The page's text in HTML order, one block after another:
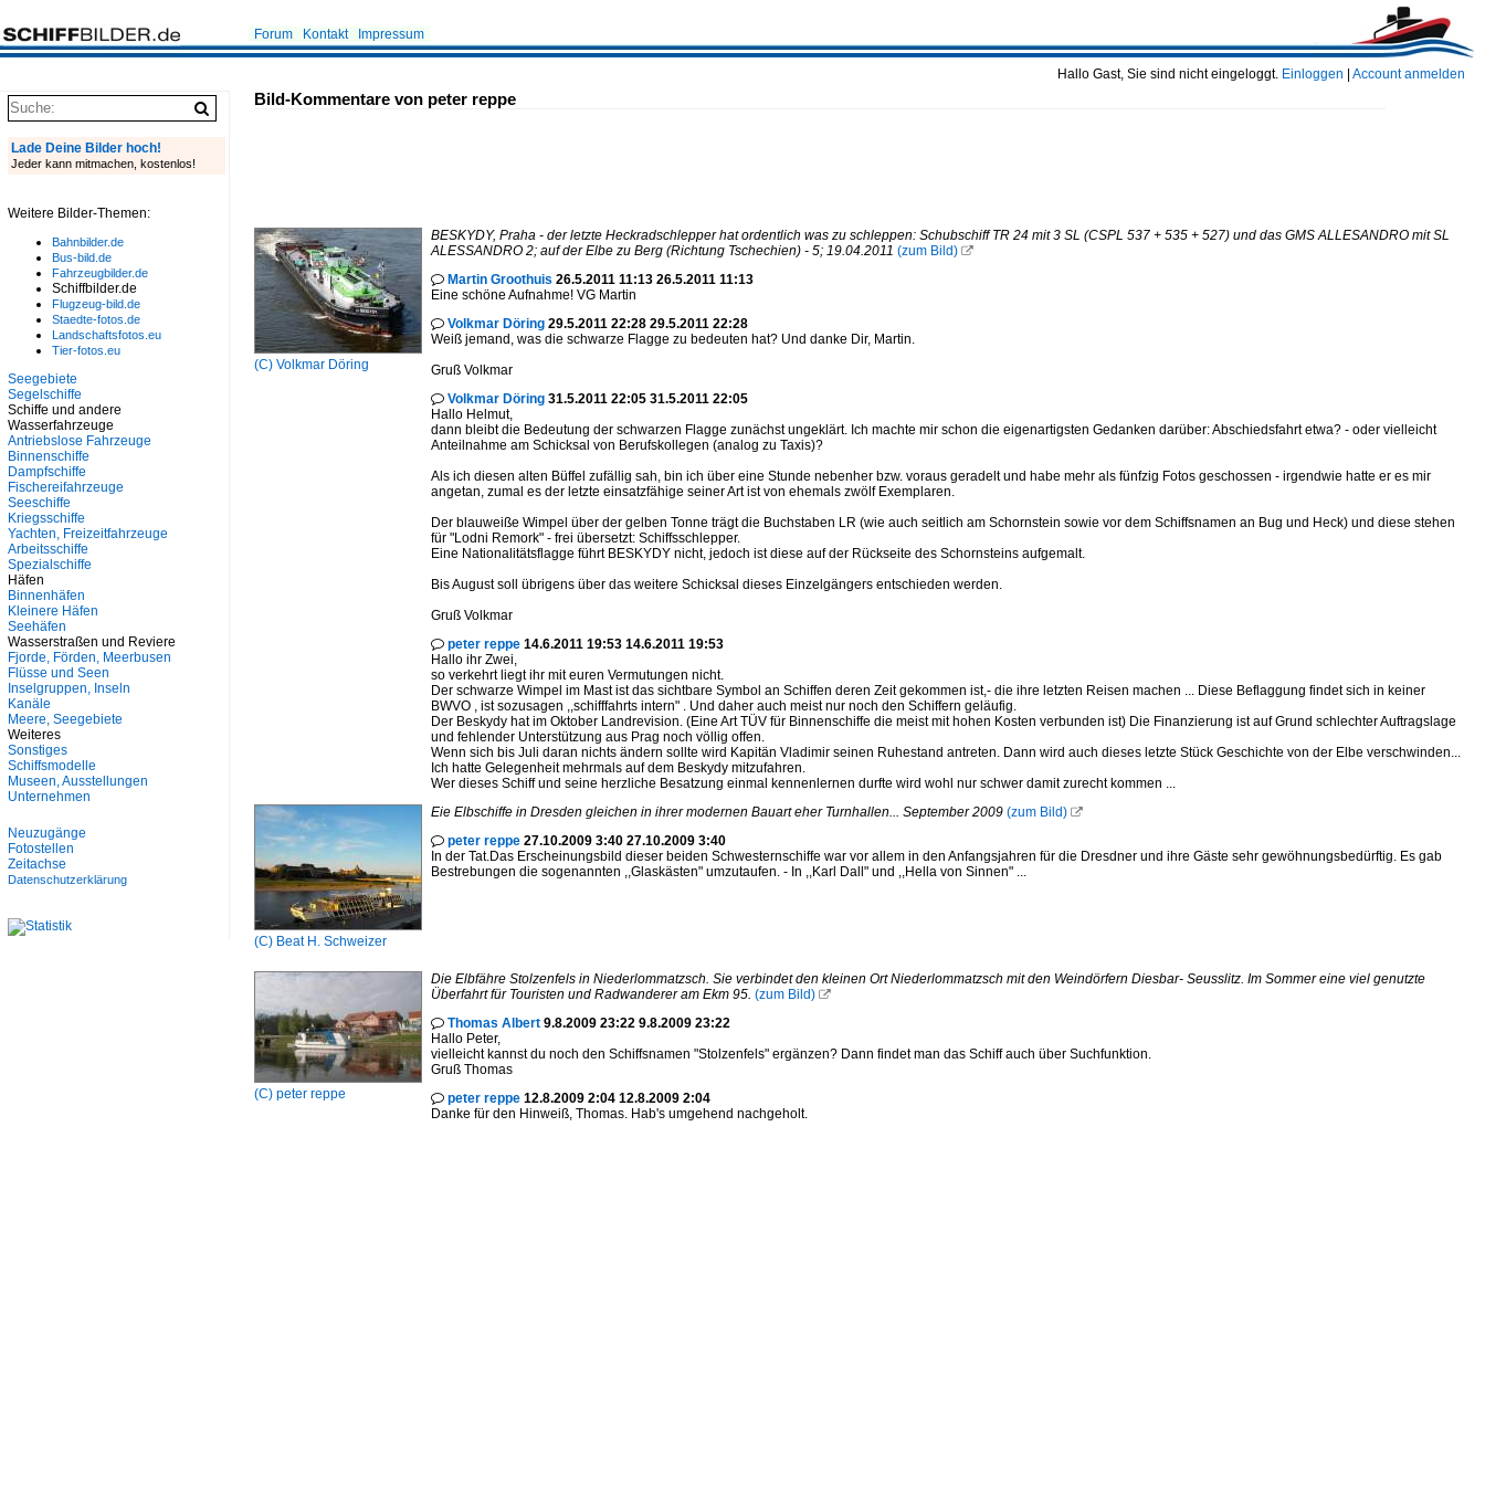
Hallo Gast, Sie sind nicht eingeloggt. Einloggen Account anmelden
Forum Kontakt Impressum
Bild-Kommentare von peter reppe
(C) Volkmar Döring
BESKYDY, Praha - der letzte Heckradschlepper hat ordentlich was zu schleppen: Schubschiff TR 24 mit 3 SL (CSPL 537 + 535 + 527) und das GMS ALLESANDRO mit SL
ALESSANDRO 2; auf der Elbe zu Berg (Richtung Tschechien) - 5; 19.04.2011 (zum Bild) 
 Martin Groothuis 26.5.2011 11:13 26.5.2011 11:13
Eine schöne Aufnahme! VG Martin
 Volkmar Döring 29.5.2011 22:28 29.5.2011 22:28
Weiß jemand, was die schwarze Flagge zu bedeuten hat? Und danke Dir, Martin.
Gruß Volkmar
 Volkmar Döring 31.5.2011 22:05 31.5.2011 22:05
Hallo Helmut,
dann bleibt die Bedeutung der schwarzen Flagge zunächst ungeklärt. Ich machte mir schon die eigenartigsten Gedanken darüber: Abschiedsfahrt etwa? - oder vielleicht
Anteilnahme am Schicksal von Berufskollegen (analog zu Taxis)?
Als ich diesen alten Büffel zufällig sah, bin ich über eine Stunde nebenher bzw. voraus geradelt und habe mehr als fünfzig Fotos geschossen - irgendwie hatte er es mir
angetan, zumal es der letzte einsatzfähige seiner Art ist von ehemals zwölf Exemplaren.
Der blauweiße Wimpel über der gelben Tonne trägt die Buchstaben LR (wie auch seitlich am Schornstein sowie vor dem Schiffsnamen an Bug und Heck) und diese stehen
für "Lodni Remork" - frei übersetzt: Schiffsschlepper.
Eine Nationalitätsflagge führt BESKYDY nicht, jedoch ist diese auf der Rückseite des Schornsteins aufgemalt.
Bis August soll übrigens über das weitere Schicksal dieses Einzelgängers entschieden werden.
Gruß Volkmar
 peter reppe 14.6.2011 19:53 14.6.2011 19:53
Hallo ihr Zwei,
so verkehrt liegt ihr mit euren Vermutungen nicht.
Der schwarze Wimpel im Mast ist das sichtbare Symbol an Schiffen deren Zeit gekommen ist,- die ihre letzten Reisen machen ... Diese Beflaggung findet sich in keiner
BWVO , ist sozusagen ,,schifffahrts intern" . Und daher auch meist nur noch den Schiffern geläufig.
Der Beskydy hat im Oktober Landrevision. (Eine Art TÜV für Binnenschiffe die meist mit hohen Kosten verbunden ist) Die Finanzierung ist auf Grund schlechter Auftragslage
und fehlender Unterstützung aus Prag noch völlig offen.
Wenn sich bis Juli daran nichts ändern sollte wird Kapitän Vladimir seinen Ruhestand antreten. Dann wird auch dieses letzte Stück Geschichte von der Elbe verschwinden...
Ich hatte Gelegenheit mehrmals auf dem Beskydy mitzufahren.
Wer dieses Schiff und seine herzliche Besatzung einmal kennenlernen durfte wird wohl nur schwer damit zurecht kommen ...
(C) Beat H. Schweizer
Eie Elbschiffe in Dresden gleichen in ihrer modernen Bauart eher Turnhallen... September 2009 (zum Bild) 
 peter reppe 27.10.2009 3:40 27.10.2009 3:40
In der Tat.Das Erscheinungsbild dieser beiden Schwesternschiffe war vor allem in den Anfangsjahren für die Dresdner und ihre Gäste sehr gewöhnungsbedürftig. Es gab
Bestrebungen die sogenannten ,,Glaskästen" umzutaufen. - In ,,Karl Dall" und ,,Hella von Sinnen" ...
(C) peter reppe
Die Elbfähre Stolzenfels in Niederlommatzsch. Sie verbindet den kleinen Ort Niederlommatzsch mit den Weindörfern Diesbar- Seusslitz. Im Sommer eine viel genutzte
Überfahrt für Touristen und Radwanderer am Ekm 95. (zum Bild) 
 Thomas Albert 9.8.2009 23:22 9.8.2009 23:22
Hallo Peter,
vielleicht kannst du noch den Schiffsnamen "Stolzenfels" ergänzen? Dann findet man das Schiff auch über Suchfunktion.
Gruß Thomas
 peter reppe 12.8.2009 2:04 12.8.2009 2:04
Danke für den Hinweiß, Thomas. Hab's umgehend nachgeholt.
Lade Deine Bilder hoch!
Jeder kann mitmachen, kostenlos!
Weitere Bilder-Themen:
Bahnbilder.de
Bus-bild.de
Fahrzeugbilder.de
Schiffbilder.de
Flugzeug-bild.de
Staedte-fotos.de
Landschaftsfotos.eu
Tier-fotos.eu
Seegebiete
Segelschiffe
Schiffe und andere
Wasserfahrzeuge
Antriebslose Fahrzeuge
Binnenschiffe
Dampfschiffe
Fischereifahrzeuge
Seeschiffe
Kriegsschiffe
Yachten, Freizeitfahrzeuge
Arbeitsschiffe
Spezialschiffe
Häfen
Binnenhäfen
Kleinere Häfen
Seehäfen
Wasserstraßen und Reviere
Fjorde, Förden, Meerbusen
Flüsse und Seen
Inselgruppen, Inseln
Kanäle
Meere, Seegebiete
Weiteres
Sonstiges
Schiffsmodelle
Museen, Ausstellungen
Unternehmen
Neuzugänge
Fotostellen
Zeitachse
Datenschutzerklärung